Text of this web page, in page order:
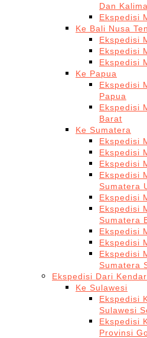
Dan
Ekspedisi
Ke Bali Nusa
Ekspedisi
Ekspedisi
Ekspedisi
Ke Papua
Ekspedisi
Papua
Ekspedisi
Barat
Ke Sumatera
Ekspedisi
Ekspedisi
Ekspedisi
Ekspedisi
Sumatera
Ekspedisi
Ekspedisi
Sumatera
Ekspedisi
Ekspedisi
Ekspedisi
Sumatera
Ekspedisi Dari
Ke Sulawesi
Ekspedisi
Sulawesi
Ekspedisi
Provinsi